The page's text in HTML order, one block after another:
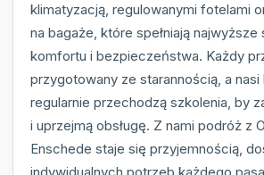
klimatyzacją, regulowanymi fotelami
na bagaże, które spełniają najwyższe
komfortu i bezpieczeństwa. Każdy
przygotowany ze starannością, a
regularnie przechodzą szkolenia, by
i uprzejmą obsługę. Z nami podróż z
Enschede staje się przyjemnością,